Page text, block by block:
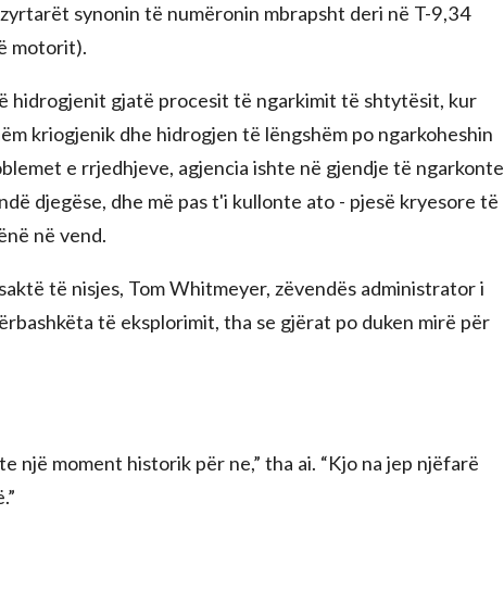
synonin të numëronin mbrapsht deri në T-9,34
motorit).
hidrogjenit gjatë procesit të ngarkimit të shtytësit, kur
kriogjenik dhe hidrogjen të lëngshëm po ngarkoheshin
e rrjedhjeve, agjencia ishte në gjendje të ngarkonte
djegëse, dhe më pas t'i kullonte ato - pjesë kryesore të
në vend.
të nisjes, Tom Whitmeyer, zëvendës administrator i
të eksplorimit, tha se gjërat po duken mirë për
një moment historik për ne,” tha ai. “Kjo na jep njëfarë